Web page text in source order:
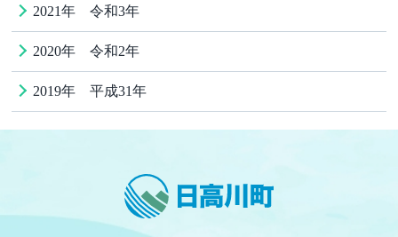
2021年 令和3年
2020年 令和2年
2019年 平成31年